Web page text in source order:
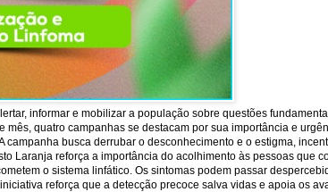
informar e mobilizar a população sobre questões
quatro campanhas se destacam por sua importância e
busca derrubar o desconhecimento e o estigma,
reforça a importância do acolhimento às pessoas que
o sistema linfático. Os sintomas podem passar
reforça que a detecção precoce salva vidas e apoia os